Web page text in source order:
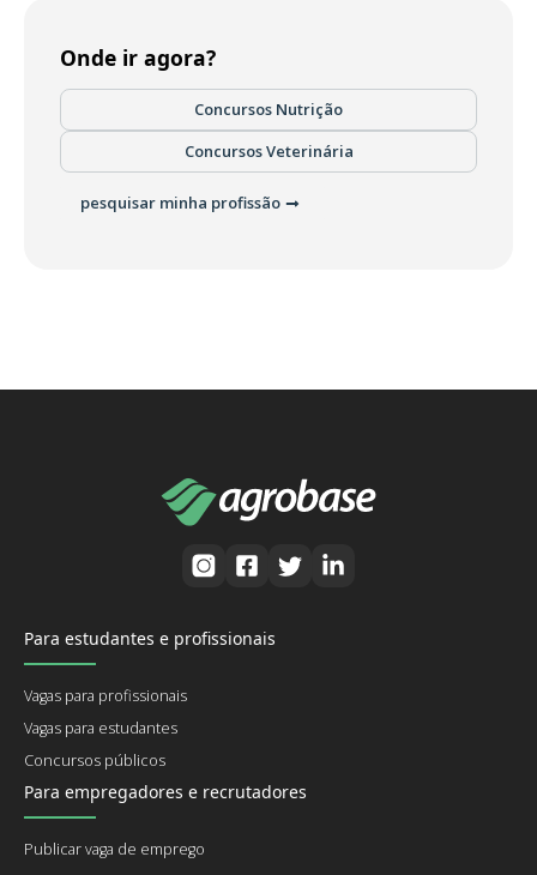
Onde ir agora?
Concursos Nutrição
Concursos Veterinária
pesquisar minha profissão
Para estudantes e profissionais
Vagas para profissionais
Vagas para estudantes
Concursos públicos
Para empregadores e recrutadores
Publicar vaga de emprego